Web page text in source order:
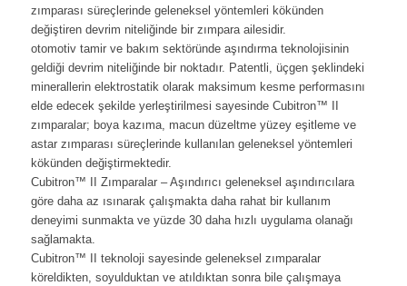
zımparası süreçlerinde geleneksel yöntemleri kökünden
değiştiren devrim niteliğinde bir zımpara ailesidir.
otomotiv tamir ve bakım sektöründe aşındırma teknolojisinin
geldiği devrim niteliğinde bir noktadır. Patentli, üçgen şeklindeki
minerallerin elektrostatik olarak maksimum kesme performasını
elde edecek şekilde yerleştirilmesi sayesinde Cubitron™ II
zımparalar; boya kazıma, macun düzeltme yüzey eşitleme ve
astar zımparası süreçlerinde kullanılan geleneksel yöntemleri
kökünden değiştirmektedir.
Cubitron™ II Zımparalar – Aşındırıcı geleneksel aşındırıcılara
göre daha az ısınarak çalışmakta daha rahat bir kullanım
deneyimi sunmakta ve yüzde 30 daha hızlı uygulama olanağı
sağlamakta.
Cubitron™ II teknoloji sayesinde geleneksel zımparalar
köreldikten, soyulduktan ve atıldıktan sonra bile çalışmaya